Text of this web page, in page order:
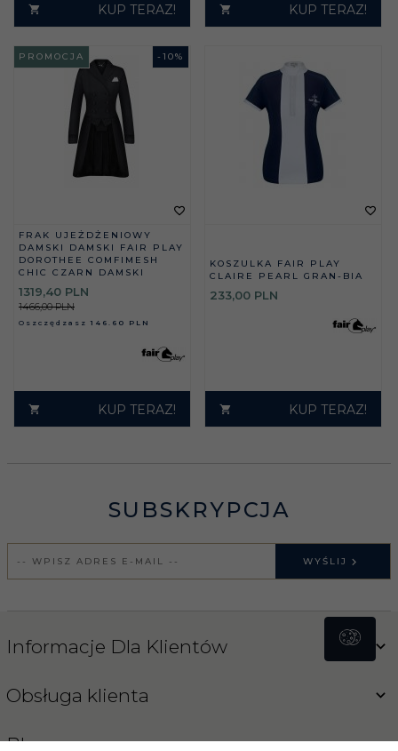
KUP TERAZ! KUP TERAZ!
- 10%
PROMOCJA
FRAK UJEŻDŻENIOWY
DAMSKI DAMSKI FAIR PLAY
DOROTHEE COMFIMESH
CHIC CZARN DAMSKI
1319,40 PLN
1466,00 PLN
Oszczędzasz 146.60 PLN
KUP TERAZ!
KOSZULKA FAIR PLAY
CLAIRE PEARL GRAN-BIA
233,00 PLN
KUP TERAZ!
SUBSKRYPCJA
WYŚLIJ
Informacje Dla Klientów
Obsługa klienta
Blog